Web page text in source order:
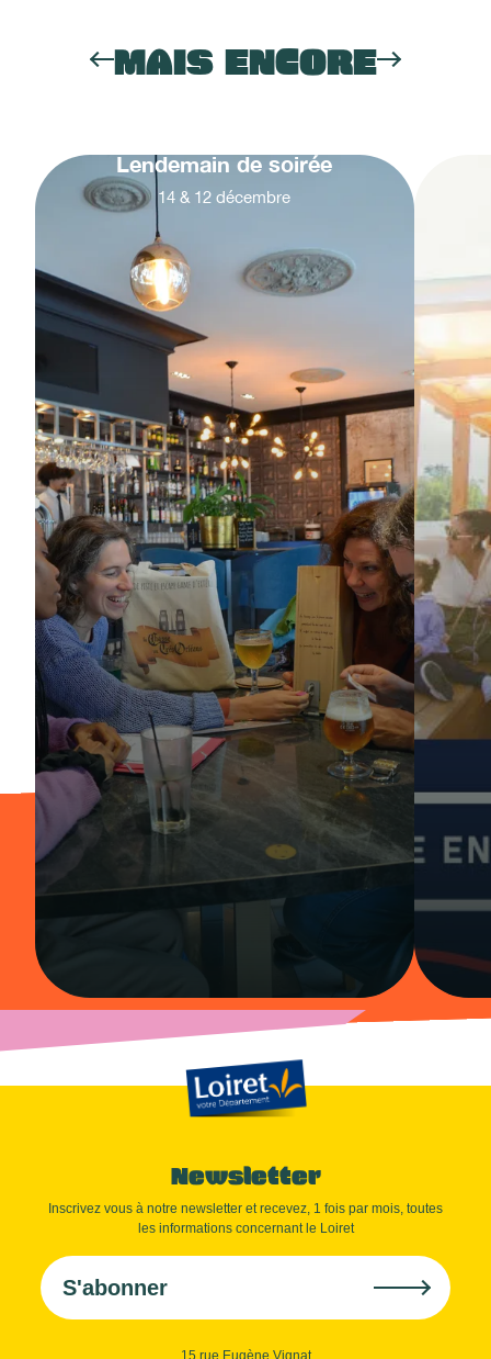
MAIS ENCORE
Lendemain de soirée
14 & 12 décembre
Newsletter
Inscrivez vous à notre newsletter et recevez, 1 fois par mois, toutes
les informations concernant le Loiret
S'abonner
15 rue Eugène Vignat